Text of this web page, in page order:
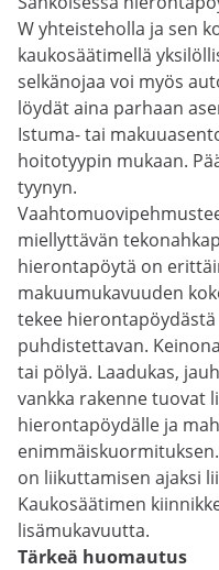
W yhteisteholla ja sen
kaukosäätimellä
selkänojaa voi myös
löydät aina parhaan
Istuma- tai
hoitotyypin mukaan.
tyynyn.
miellyttävän
hierontapöytä on
makuumukavuuden
tekee
puhdistettavan.
tai pölyä. Laadukas,
vankka rakenne tuovat
hierontapöydälle ja
on liikuttamisen ajaksi
Kaukosäätimen
lisämukavuutta.
Tärkeä huomautus